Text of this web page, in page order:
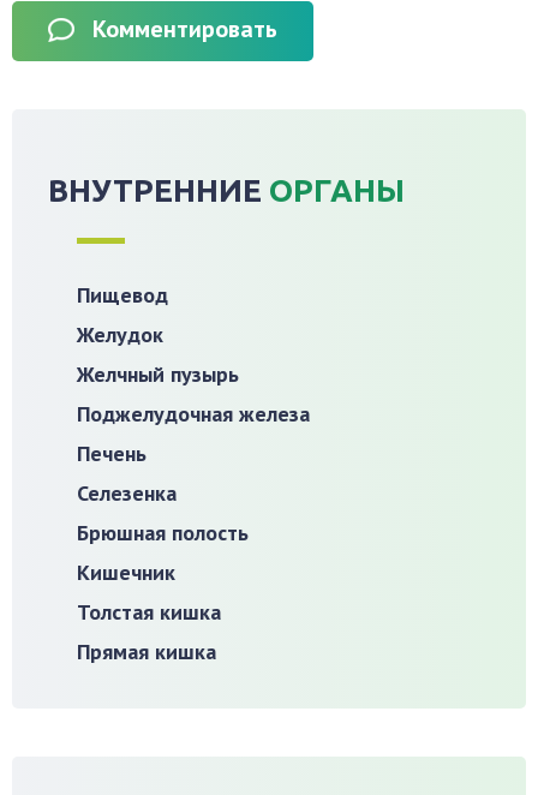
Комментировать
ВНУТРЕННИЕ ОРГАНЫ
Пищевод
Желудок
Желчный пузырь
Поджелудочная железа
Печень
Селезенка
Брюшная полость
Кишечник
Толстая кишка
Прямая кишка